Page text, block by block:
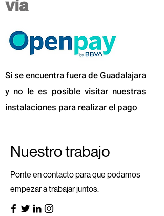
vía
Si se encuentra fuera de Guadalajara
y no le es posible visitar nuestras
instalaciones para realizar el pago
Nuestro trabajo
Ponte en contacto para que podamos
empezar a trabajar juntos.